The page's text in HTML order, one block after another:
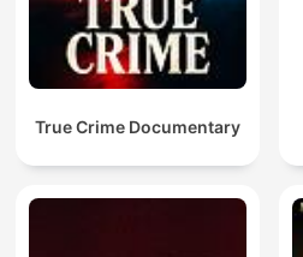
True Crime Documentary